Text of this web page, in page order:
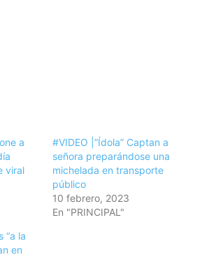
a
viral
#VIDEO |”Ídola” Captan a
señora preparándose una
michelada en transporte
público
10 febrero, 2023
En "PRINCIPAL"
“a la
en